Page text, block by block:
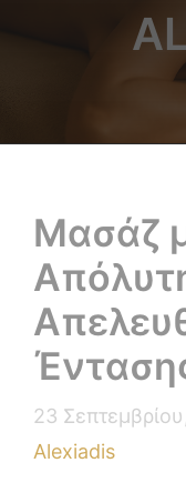
Μασάζ
23
Alexiadis